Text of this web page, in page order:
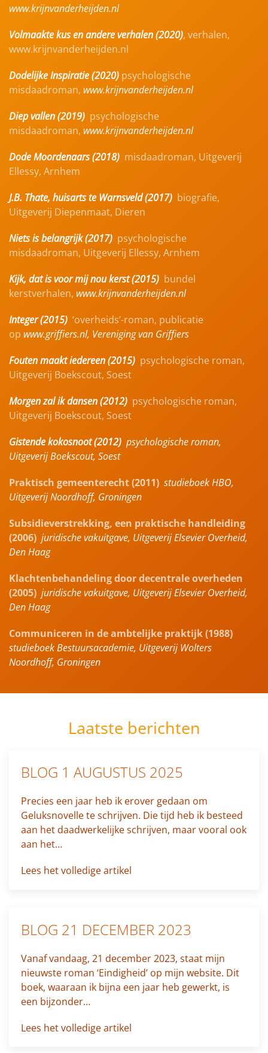
www.krijnvanderheijden.nl
Volmaakte kus en andere verhalen (2020), verhalen,
www.krijnvanderheijden.nl
Dodelijke Inspiratie (2020) psychologische
misdaadroman, www.krijnvanderheijden.nl
Diep vallen (2019) psychologische
misdaadroman, www.krijnvanderheijden.nl
Dode Moordenaars (2018) misdaadroman, Uitgeverij
Ellessy, Arnhem
J.B. Thate, huisarts te Warnsveld (2017) biografie,
Uitgeverij Diepenmaat, Dieren
Niets is belangrijk (2017) psychologische
misdaadroman, Uitgeverij Ellessy, Arnhem
Kijk, dat is voor mij nou kerst (2015) bundel
kerstverhalen, www.krijnvanderheijden.nl
Integer (2015) ‘overheids’-roman, publicatie
op www.griffiers.nl, Vereniging van Griffiers
Fouten maakt iedereen (2015) psychologische roman,
Uitgeverij Boekscout, Soest
Morgen zal ik dansen (2012) psychologische roman,
Uitgeverij Boekscout, Soest
Gistende kokosnoot (2012) psychologische roman,
Uitgeverij Boekscout, Soest
Praktisch gemeenterecht(2011) studieboek HBO,
Uitgeverij Noordhoff, Groningen
Subsidieverstrekking, een praktische handleiding
(2006) juridische vakuitgave, Uitgeverij Elsevier Overheid,
Den Haag
Klachtenbehandeling door decentrale overheden
(2005) juridische vakuitgave, Uitgeverij Elsevier Overheid,
Den Haag
Communiceren in de ambtelijke praktijk (1988)
studieboek Bestuursacademie, Uitgeverij Wolters
Noordhoff, Groningen
Laatste berichten
BLOG 1 AUGUSTUS 2025
Precies een jaar heb ik erover gedaan om
Geluksnovelle te schrijven. Die tijd heb ik besteed
aan het daadwerkelijke schrijven, maar vooral ook
aan het…
Lees het volledige artikel
BLOG 21 DECEMBER 2023
Vanaf vandaag, 21 december 2023, staat mijn
nieuwste roman ‘Eindigheid’ op mijn website. Dit
boek, waaraan ik bijna een jaar heb gewerkt, is
een bijzonder…
Lees het volledige artikel